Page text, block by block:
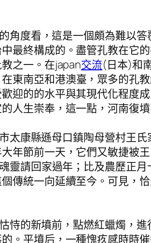
角度看，這是一個頗為難以
最終構成的。盡管孔教在它
之一。在japan交流(日本)和
東南亞和港澳臺，眾多的孔
迎的的水平與其現代化程度
人生崇奉，這一點，河南復
太康縣遜母口鎮陶母營村王
年節前一天，它們又敏捷被
靈請回家過年；比及農歷正
傳統一向延續至今。可見，
恃的新墳前，點燃紅蠟燭，
。平墳后，一種愧疚感時時